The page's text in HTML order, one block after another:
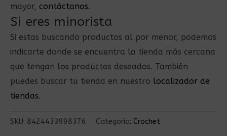
mayor, contáctanos.
Si eres minorista
Si estas buscando productos al por menor, podemos
indicarte donde se encuentra la tienda más cercana
que tengan los productos deseados. También
puedes buscar tu tienda en nuestro localizador de
tiendas.
SKU: 8424433998376 Categoría: Crochet